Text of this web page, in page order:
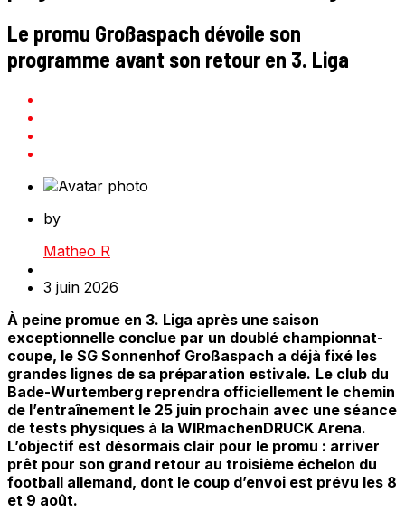
Le promu Großaspach dévoile son
programme avant son retour en 3. Liga
by
Matheo R
3 juin 2026
À peine promue en 3. Liga après une saison
exceptionnelle conclue par un doublé championnat-
coupe, le SG Sonnenhof Großaspach a déjà fixé les
grandes lignes de sa préparation estivale. Le club du
Bade-Wurtemberg reprendra officiellement le chemin
de l’entraînement le 25 juin prochain avec une séance
de tests physiques à la WIRmachenDRUCK Arena.
L’objectif est désormais clair pour le promu : arriver
prêt pour son grand retour au troisième échelon du
football allemand, dont le coup d’envoi est prévu les 8
et 9 août.